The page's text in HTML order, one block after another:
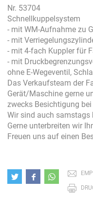
Nr. 53704
Schnellkuppelsystem
- mit WM-Aufnahme zu
- mit
- mit 4-fach Kuppler für
- mit
ohne E-Wegeventil,
Das Verkaufsteam der
Gerät/Maschine gerne
zwecks Besichtigung
Wir sind auch samstags
Gerne unterbreiten wir
Freuen uns auf einen